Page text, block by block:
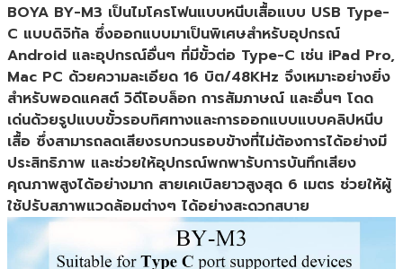
BOYA BY-M3 เป็นไมโครโฟนแบบหนีบเสื้อแบบ USB Type-
C แบบดิจิทัล ซึ่งออกแบบมาเป็นพิเศษสำหรับอุปกรณ์
Android และอุปกรณ์อื่นๆ ที่มีขั้วต่อ Type-C เช่น iPad Pro,
Mac PC ด้วยความละเอียด 16 บิต/48KHz จึงเหมาะอย่างยิ่ง
สำหรับพอดแคสต์ วิดีโอบล็อก การสัมภาษณ์ และอื่นๆ โดด
เด่นด้วยรูปแบบขั้วรอบทิศทางและการออกแบบแบบคลิปหนีบ
เสื้อ ซึ่งสามารถลดเสียงรบกวนรอบข้างที่ไม่ต้องการได้อย่างมี
ประสิทธิภาพ และช่วยให้อุปกรณ์พกพารับการบันทึกเสียง
คุณภาพสูงได้อย่างมาก สายเคเบิลยาวสูงสุด 6 เมตร ช่วยให้ผู้
ใช้ปรับสภาพแวดล้อมต่างๆ ได้อย่างสะดวกสบาย